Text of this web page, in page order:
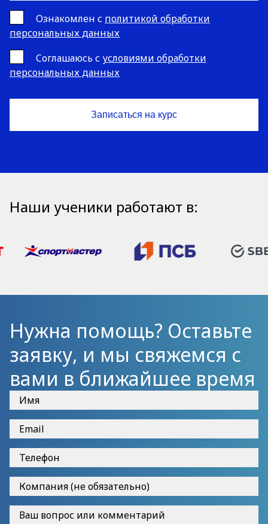
Ознакомлен с политикой обработки
персональных данных
Cоглашаюсь с условиями обработки
персональных данных
Наши ученики работают в:
Нужна помощь? Оставьте
заявку, и мы свяжемся с
вами в ближайшее время